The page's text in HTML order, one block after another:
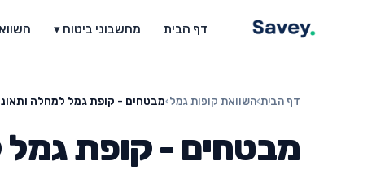
דף הבית מחשבוני ביטוח ▾
דף הבית›השוואת קופות גמל›מבטחים - קופת גמל למחלה
מבטחים - קופת גמל